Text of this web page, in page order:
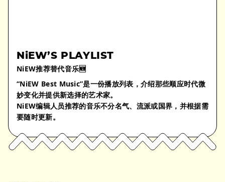
NiEW’S PLAYLIST
NiEW推荐替代音乐🆕
“NiEW Best Music”是一份播放列表，介绍那些顺应时代微
妙变化并提供新选择的艺术家。
NiEW编辑人员推荐的音乐不分名气、流派或国界，并根据需
要随时更新。